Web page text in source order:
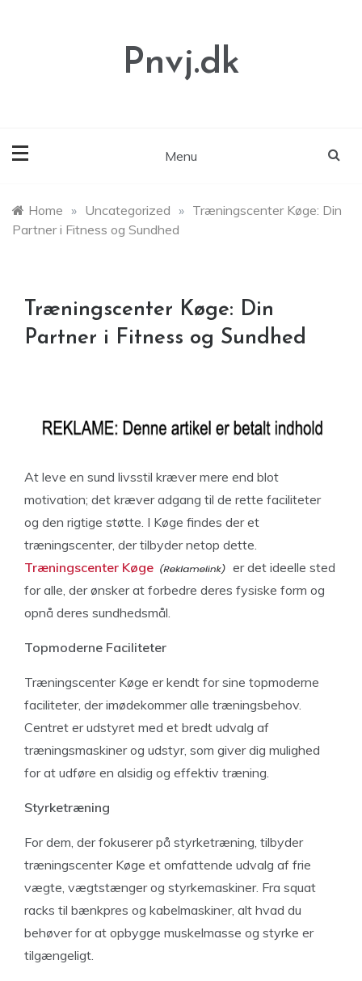
Pnvj.dk
Menu
Home » Uncategorized » Træningscenter Køge: Din
Partner i Fitness og Sundhed
Træningscenter Køge: Din
Partner i Fitness og Sundhed
At leve en sund livsstil kræver mere end blot
motivation; det kræver adgang til de rette faciliteter
og den rigtige støtte. I Køge findes der et
træningscenter, der tilbyder netop dette.
Træningscenter Køge
er det ideelle sted
for alle, der ønsker at forbedre deres fysiske form og
opnå deres sundhedsmål.
Topmoderne Faciliteter
Træningscenter Køge er kendt for sine topmoderne
faciliteter, der imødekommer alle træningsbehov.
Centret er udstyret med et bredt udvalg af
træningsmaskiner og udstyr, som giver dig mulighed
for at udføre en alsidig og effektiv træning.
Styrketræning
For dem, der fokuserer på styrketræning, tilbyder
træningscenter Køge et omfattende udvalg af frie
vægte, vægtstænger og styrkemaskiner. Fra squat
racks til bænkpres og kabelmaskiner, alt hvad du
behøver for at opbygge muskelmasse og styrke er
tilgængeligt.